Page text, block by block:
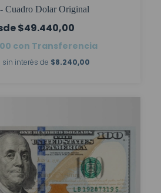
Cuadro Dolar Original
$49.440,00
con Transferencia
interés de $8.240,00